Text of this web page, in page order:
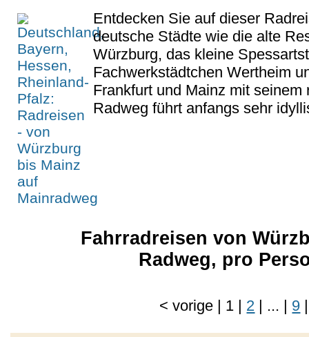
Entdecken Sie auf dieser
deutsche Städte wie die alte
Würzburg, das kleine
Fachwerkstädtchen Wertheim
Frankfurt und Mainz mit
Radweg führt anfangs sehr
Fahrradreisen von
Radweg, pro
<vorige | 1 | 2 | ... | 9 |